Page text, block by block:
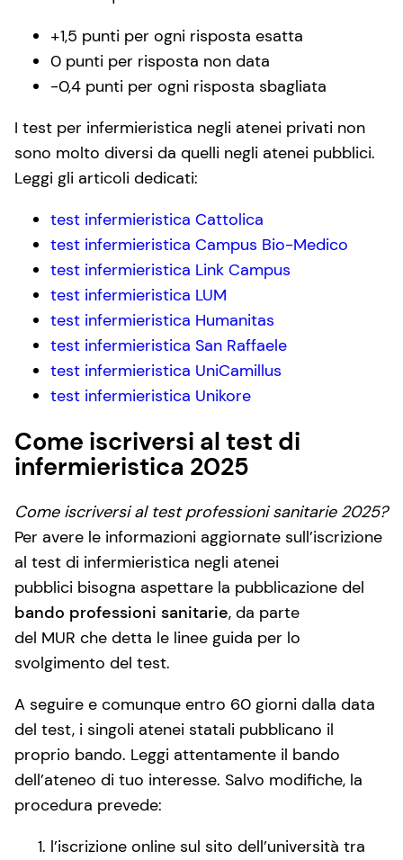
+1,5 punti per ogni risposta esatta
0 punti per risposta non data
-0,4 punti per ogni risposta sbagliata
I test per infermieristica negli atenei privati non
sono molto diversi da quelli negli atenei pubblici.
Leggi gli articoli dedicati:
test infermieristica Cattolica
test infermieristica Campus Bio-Medico
test infermieristica Link Campus
test infermieristica LUM
test infermieristica Humanitas
test infermieristica San Raffaele
test infermieristica UniCamillus
test infermieristica Unikore
Come iscriversi al test di
infermieristica 2025
Come iscriversi al test professioni sanitarie 2025?
Per avere le informazioni aggiornate sull’iscrizione
al test di infermieristica negli atenei
pubblici bisogna aspettare la pubblicazione del
bando professioni sanitarie, da parte
del MUR che detta le linee guida per lo
svolgimento del test.
A seguire e comunque entro 60 giorni dalla data
del test, i singoli atenei statali pubblicano il
proprio bando. Leggi attentamente il bando
dell’ateneo di tuo interesse. Salvo modifiche, la
procedura prevede:
l’iscrizione online sul sito dell’università tra